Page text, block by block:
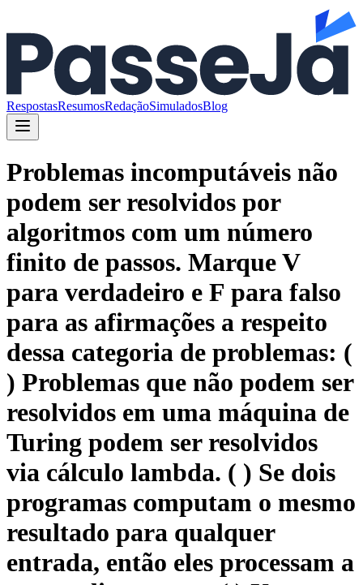
RespostasResumosRedaçãoSimuladosBlog
Problemas incomputáveis não
podem ser resolvidos por
algoritmos com um número
finito de passos. Marque V
para verdadeiro e F para falso
para as afirmações a respeito
dessa categoria de problemas: (
) Problemas que não podem ser
resolvidos em uma máquina de
Turing podem ser resolvidos
via cálculo lambda. ( ) Se dois
programas computam o mesmo
resultado para qualquer
entrada, então eles processam a